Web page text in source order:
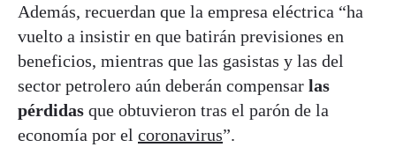
Además, recuerdan que la empresa eléctrica “ha
vuelto a insistir en que batirán previsiones en
beneficios, mientras que las gasistas y las del
sector petrolero aún deberán compensar las
pérdidas que obtuvieron tras el parón de la
economía por el coronavirus”.